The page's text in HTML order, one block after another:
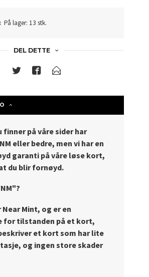
På lager: 13 stk.
DEL DETTE
finner på våre sider har
eller bedre, men vi har en
garanti på våre løse kort,
du blir fornøyd.
Mint, og er en
for tilstanden på et kort,
et kort som har lite
og ingen store skader